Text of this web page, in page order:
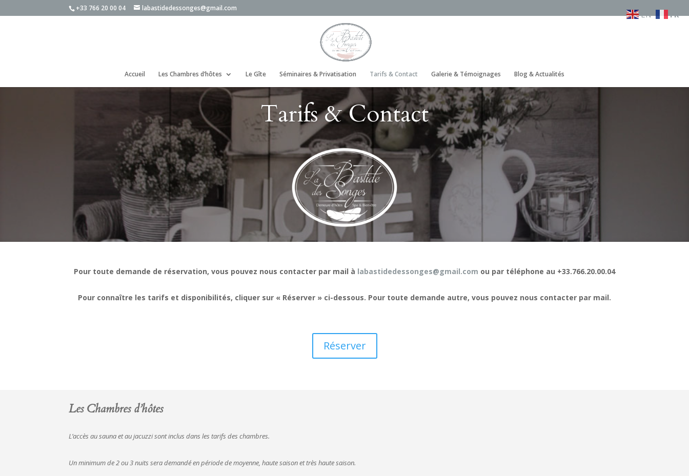
+33 766 20 00 04 labastidedessonges@gmail.com
Accueil Les Chambres d’hôtes Le Gîte Séminaires & Privatisation Tarifs & Contact Galerie & Témoignages Blog & Actualités
Tarifs & Contact
Pour toute demande de réservation, vous pouvez nous contacter par mail à labastidedessonges@gmail.com ou par téléphone au +33.766.20.00.04
Pour connaître les tarifs et disponibilités, cliquer sur « Réserver » ci-dessous. Pour toute demande autre, vous pouvez nous contacter par mail.
Réserver
Les Chambres d’hôtes
L’accès au sauna et au jacuzzi sont inclus dans les tarifs des chambres.
Un minimum de 2 ou 3 nuits sera demandé en période de moyenne, haute saison et très haute saison.
EN FR